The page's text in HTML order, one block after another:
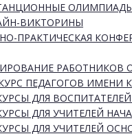
ВИКТОРИНЫ
ПРАКТИЧЕСКАЯ
РАБОТНИКОВ
ПЕДАГОГОВ ИМЕНИ
ДЛЯ
ДЛЯ УЧИТЕЛЕЙ
ДЛЯ УЧИТЕЛЕЙ